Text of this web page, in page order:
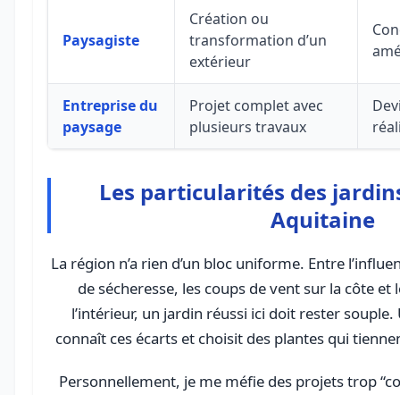
Paysagiste
Création ou
transformation d’un
extérieur
Entreprise du
paysage
Projet complet avec
plusieurs travaux
Les particularités des
Aquitaine
La région n’a rien d’un bloc uniforme. Entre
de sécheresse, les coups de vent sur la côte et
l’intérieur, un jardin réussi ici doit rester
connaît ces écarts et choisit des plantes qui
Personnellement, je me méfie des projets trop